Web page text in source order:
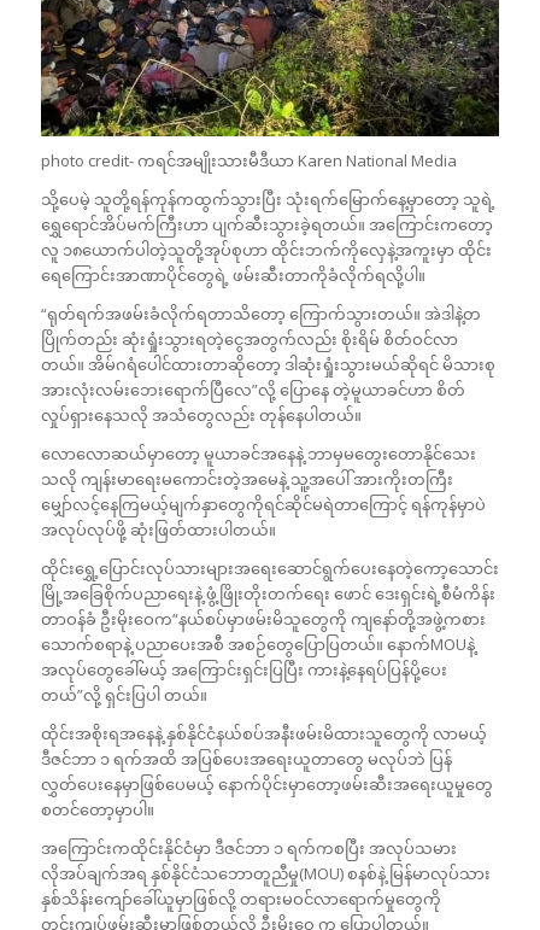
photo credit- ကရင်အမျိုးသားမီဒီယာ Karen National Media
သို့ပေမဲ့ သူတို့ရန်ကုန်ကထွက်သွားပြီး သုံးရက်မြောက်နေ့မှာတော့ သူရဲ့
ရွှေရောင်အိပ်မက်ကြီးဟာ ပျက်ဆီးသွားခဲ့ရတယ်။ အကြောင်းကတော့
လူ ၁၈ယောက်ပါတဲ့သူတို့အုပ်စုဟာ ထိုင်းဘက်ကိုလှေနဲ့အကူးမှာ ထိုင်း
ရေကြောင်းအာဏာပိုင်တွေရဲ့ ဖမ်းဆီးတာကိုခံလိုက်ရလို့ပါ။
“ရုတ်ရက်အဖမ်းခံလိုက်ရတာသိတော့ ကြောက်သွားတယ်။ အဲဒါနဲ့တ
ပြိုက်တည်း ဆုံးရှုံးသွားရတဲ့ငွေအတွက်လည်း စိုးရိမ် စိတ်ဝင်လာ
တယ်။ အိမ်ဂရံပေါင်ထားတာဆိုတော့ ဒါဆုံးရှုံးသွားမယ်ဆိုရင် မိသားစု
အားလုံးလမ်းဘေးရောက်ပြီလေ”လို့ ပြောနေ တဲ့မူယာခင်ဟာ စိတ်
လှုပ်ရှားနေသလို အသံတွေလည်း တုန်နေပါတယ်။
လောလောဆယ်မှာတော့ မူယာခင်အနေနဲ့ ဘာမှမတွေးတောနိုင်သေး
သလို ကျန်းမာရေးမကောင်းတဲ့အမေနဲ့ သူ့အပေါ် အားကိုးတကြီး
မျှော်လင့်နေကြမယ့်မျက်နှာတွေကိုရင်ဆိုင်မရဲတာကြောင့် ရန်ကုန်မှာပဲ
အလုပ်လုပ်ဖို့ ဆုံးဖြတ်ထားပါတယ်။
ထိုင်းရွှေ့ပြောင်းလုပ်သားများအရေးဆောင်ရွက်ပေးနေတဲ့ကော့သောင်း
မြို့အခြေစိုက်ပညာရေးနဲ့ ဖွံ့ဖြိုးတိုးတက်ရေး ဖောင် ဒေးရှင်းရဲ့စီမံကိန်း
တာဝန်ခံ ဦးမိုးဝေက“နယ်စပ်မှာဖမ်းမိသူတွေကို ကျနော်တို့အဖွဲ့ကစား
သောက်စရာနဲ့ ပညာပေးအစီ အစဉ်တွေပြောပြတယ်။ နောက်MOUနဲ့
အလုပ်တွေခေါ်မယ့် အကြောင်းရှင်းပြပြီး ကားနဲ့နေရပ်ပြန်ပို့ပေး
တယ်”လို့ ရှင်းပြပါ တယ်။
ထိုင်းအစိုးရအနေနဲ့ နှစ်နိုင်ငံနယ်စပ်အနီးဖမ်းမိထားသူတွေကို လာမယ့်
ဒီဇင်ဘာ ၁ ရက်အထိ အပြစ်ပေးအရေးယူတာတွေ မလုပ်ဘဲ ပြန်
လွှတ်ပေးနေမှာဖြစ်ပေမယ့် နောက်ပိုင်းမှာတော့ဖမ်းဆီးအရေးယူမှုတွေ
စတင်တော့မှာပါ။
အကြောင်းကထိုင်းနိုင်ငံမှာ ဒီဇင်ဘာ ၁ ရက်ကစပြီး အလုပ်သမား
လိုအပ်ချက်အရ နှစ်နိုင်ငံသဘောတူညီမှု(MOU) စနစ်နဲ့ မြန်မာလုပ်သား
နှစ်သိန်းကျော်ခေါ်ယူမှာဖြစ်လို့ တရားမဝင်လာရောက်မှုတွေကို
တင်းကျပ်ဖမ်းဆီးမှာဖြစ်တယ်လို့ ဦးမိုးဝေ က ပြောပါတယ်။